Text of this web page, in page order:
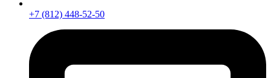
+7 (812) 448-52-50